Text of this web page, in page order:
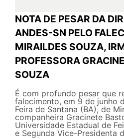
NOTA DE PESAR DA
ANDES-SN PELO
MIRAILDES SOUZA,
PROFESSORA
SOUZA
É com profundo pesar que
falecimento, em 9 de junho
Feira de Santana (BA), de
companheira Gracinete
Universidade Estadual de
e Segunda Vice-Presidenta